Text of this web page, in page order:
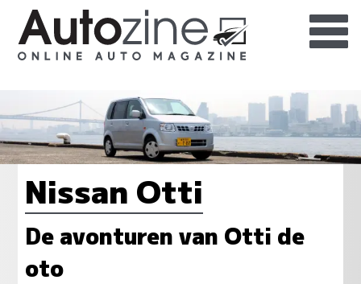
Nissan Otti
De avonturen van Otti de
oto